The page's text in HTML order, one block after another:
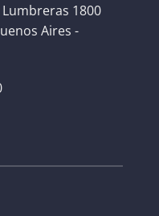
1800
Aires -